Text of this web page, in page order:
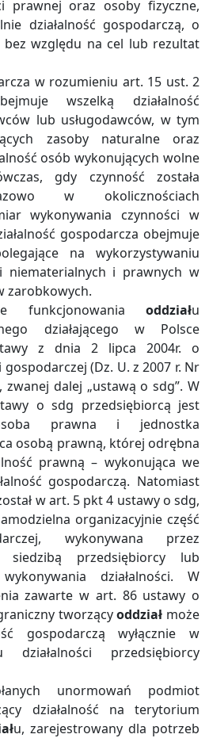
prawnej oraz osoby fizyczne,
działalność gospodarczą, o
względu na cel lub rezultat
w rozumieniu art. 15 ust. 2
wszelką działalność
lub usługodawców, w tym
zasoby naturalne oraz
osób wykonujących wolne
gdy czynność została
w okolicznościach
wykonywania czynności w
gospodarcza obejmuje
na wykorzystywaniu
i prawnych w
zarobkowych.
funkcjonowania oddziału
działającego w Polsce
z dnia 2 lipca 2004r. o
(Dz. U. z 2007 r. Nr
zwanej dalej „ustawą o sdg”. W
o sdg przedsiębiorcą jest
prawna i jednostka
osobą prawną, której odrębna
prawną – wykonująca we
gospodarczą. Natomiast
w art. 5 pkt 4 ustawy o sdg,
organizacyjnie część
wykonywana przez
siedzibą przedsiębiorcy lub
działalności. W
zawarte w art. 86 ustawy o
tworzącyoddział może
gospodarczą wyłącznie w
działalności przedsiębiorcy
unormowań podmiot
działalność na terytorium
u, zarejestrowany dla potrzeb